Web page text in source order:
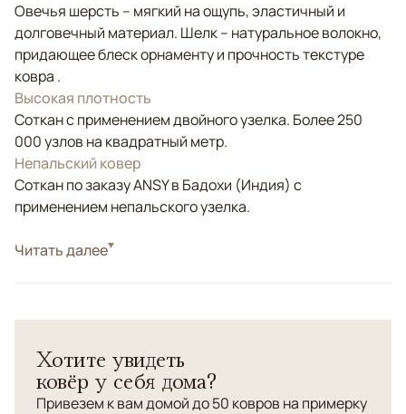
Овечья шерсть – мягкий на ощупь, эластичный и
долговечный материал. Шелк – натуральное волокно,
придающее блеск орнаменту и прочность текстуре
ковра .
Высокая плотность
Соткан с применением двойного узелка. Более 250
000 узлов на квадратный метр.
Непальский ковер
Соткан по заказу ANSY в Бадохи (Индия) с
применением непальского узелка.
СтильСовременные
УзорыАбстрактный
Читать далее
Хотите увидеть
ковёр у себя дома?
Привезем к вам домой до 50 ковров на примерку